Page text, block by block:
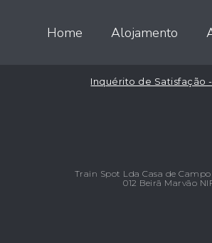
Home Alojamento
Inquérito de Satisfação
Train Spot Lda Casa de
012 Beirã Marvão